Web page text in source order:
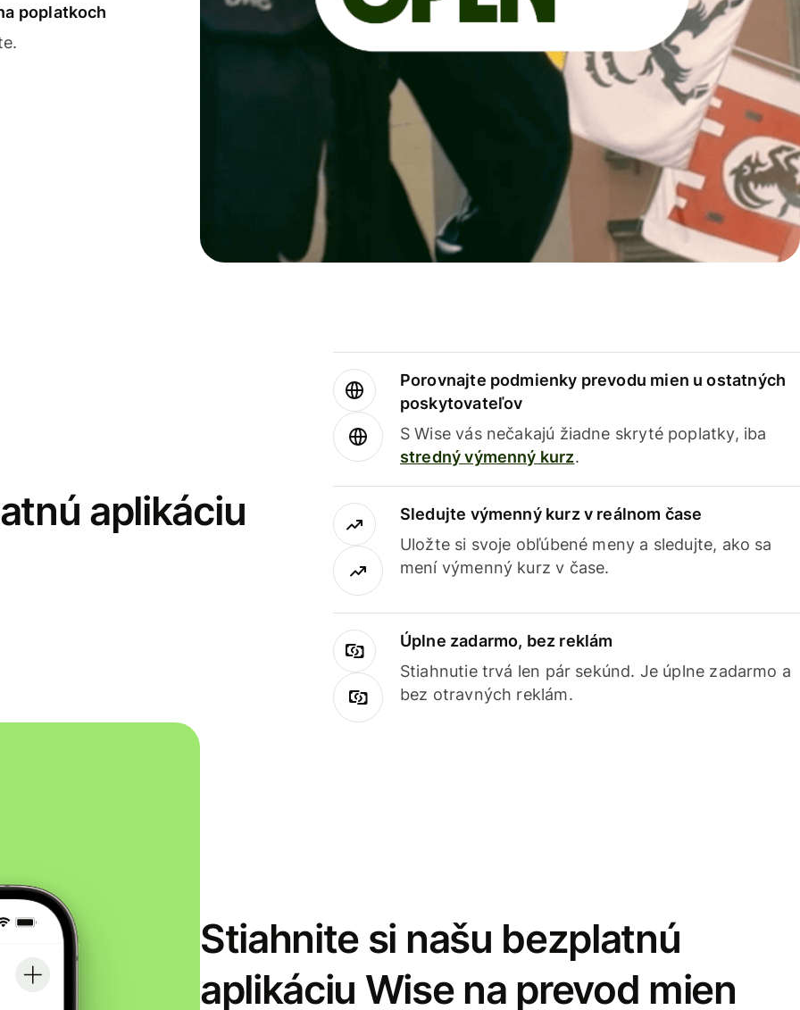
poplatkoch
aplikáciu
Porovnajte podmienky prevodu mien u ostatných
poskytovateľov
S Wise vás nečakajú žiadne skryté poplatky, iba
stredný výmenný kurz.
Sledujte výmenný kurz v reálnom čase
Uložte si svoje obľúbené meny a sledujte, ako sa
mení výmenný kurz v čase.
Úplne zadarmo, bez reklám
Stiahnutie trvá len pár sekúnd. Je úplne zadarmo a
bez otravných reklám.
Stiahnite si našu bezplatnú
aplikáciu Wise na prevod mien